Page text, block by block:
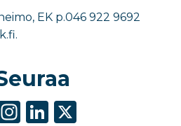
EK p.046 922 9692
In Li X